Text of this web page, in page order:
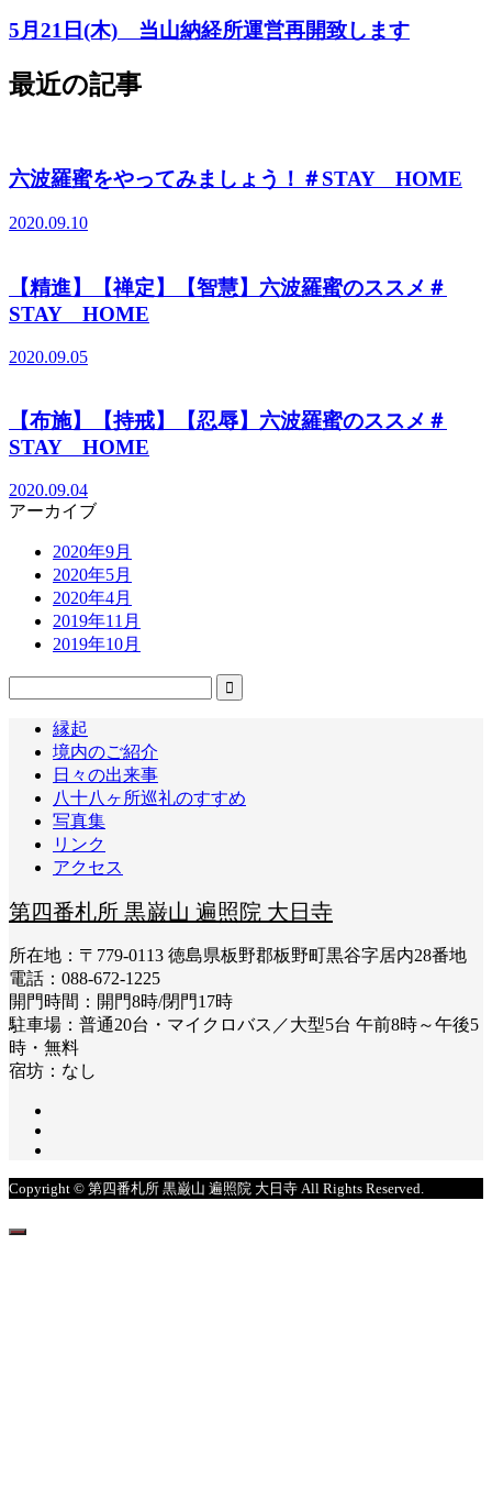
5月21日(木) 当山納経所運営再開致します
最近の記事
六波羅蜜をやってみましょう！＃STAY HOME
2020.09.10
【精進】【禅定】【智慧】六波羅蜜のススメ＃
STAY HOME
2020.09.05
【布施】【持戒】【忍辱】六波羅蜜のススメ＃
STAY HOME
2020.09.04
アーカイブ
2020年9月
2020年5月
2020年4月
2019年11月
2019年10月
縁起
境内のご紹介
日々の出来事
八十八ヶ所巡礼のすすめ
写真集
リンク
アクセス
第四番札所 黒巌山 遍照院 大日寺
所在地：〒779-0113 徳島県板野郡板野町黒谷字居内28番地
電話：088-672-1225
開門時間：開門8時/閉門17時
駐車場：普通20台・マイクロバス／大型5台 午前8時～午後5
時・無料
宿坊：なし
Copyright © 第四番札所 黒巌山 遍照院 大日寺 All Rights Reserved.